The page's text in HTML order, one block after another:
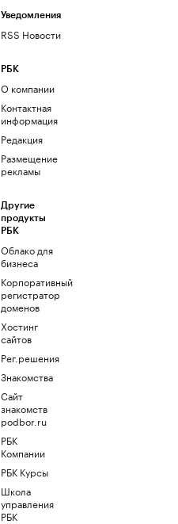
Уведомления
RSS Новости
РБК
О компании
Контактная
информация
Редакция
Размещение
рекламы
Другие
продукты
РБК
Облако для
бизнеса
Корпоративный
регистратор
доменов
Хостинг
сайтов
Рег.решения
Знакомства
Сайт
знакомств
podbor.ru
РБК
Компании
РБК Курсы
Школа
управления
РБК